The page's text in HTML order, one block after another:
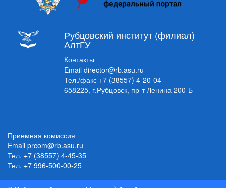
Рубцовский институт (филиал)
АлтГУ
Контакты
Email director@rb.asu.ru
Тел./факс +7 (38557) 4-20-04
658225, г.Рубцовск, пр-т Ленина 200-Б
Приемная комиссия
Email prcom@rb.asu.ru
Тел. +7 (38557) 4-45-35
Тел. +7 996-500-00-25